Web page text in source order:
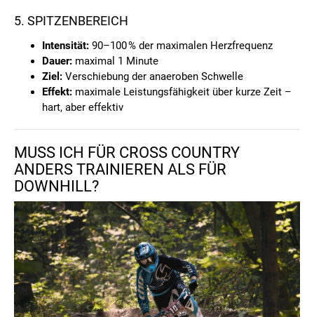
5. SPITZENBEREICH
Intensität: 90–100 % der maximalen Herzfrequenz
Dauer: maximal 1 Minute
Ziel: Verschiebung der anaeroben Schwelle
Effekt: maximale Leistungsfähigkeit über kurze Zeit –
hart, aber effektiv
MUSS ICH FÜR CROSS COUNTRY
ANDERS TRAINIEREN ALS FÜR
DOWNHILL?